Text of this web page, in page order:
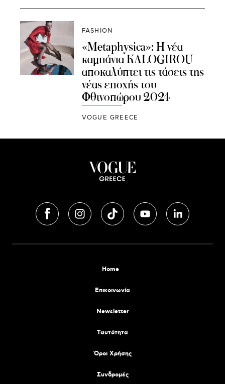
FASHION
«Metaphysica»: Η νέα
καμπάνια KALOGIROU
αποκαλύπτει τις τάσεις της
νέας εποχής του
Φθινοπώρου 2024
VOGUE GREECE
Home
Επικοινωνία
Newsletter
Tαυτότητα
Όροι Χρήσης
Συνδρομές